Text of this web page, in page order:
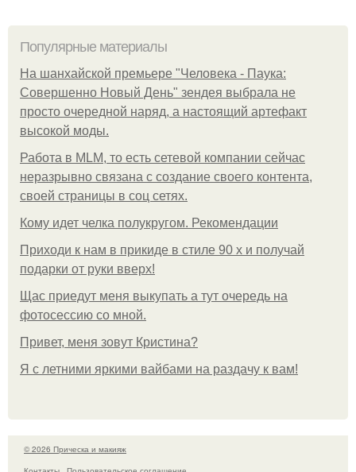
Популярные материалы
На шанхайской премьере "Человека - Паука:
Совершенно Новый День" зендея выбрала не
просто очередной наряд, а настоящий артефакт
высокой моды.
Работа в MLM, то есть сетевой компании сейчас
неразрывно связана с создание своего контента,
своей страницы в соц сетях.
Кому идет челка полукругом. Рекомендации
Приходи к нам в прикиде в стиле 90 х и получай
подарки от руки вверх!
Щас приедут меня выкупать а тут очередь на
фотосессию со мной.
Привет, меня зовут Кристина?
Я с летними яркими вайбами на раздачу к вам!
© 2026 Прическа и макияж